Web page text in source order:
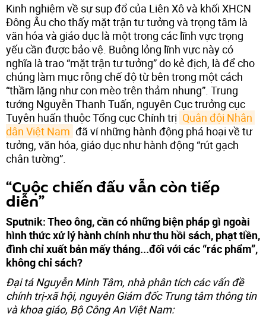
Kinh nghiệm về sự sụp đổ của Liên Xô và khối XHCN
Đông Âu cho thấy mặt trận tư tưởng và trọng tâm là
văn hóa và giáo dục là một trong các lĩnh vực trọng
yếu cần được bảo vệ. Buông lỏng lĩnh vực này có
nghĩa là trao “mặt trận tư tưởng” do kẻ địch, là để cho
chúng làm mục rỗng chế độ từ bên trong một cách
“thầm lặng như con mèo trên thảm nhung”. Trung
tướng Nguyễn Thanh Tuấn, nguyên Cục trưởng cục
Tuyên huấn thuộc Tổng cục Chính trị Quân đội Nhân
dân Việt Nam đã ví những hành động phá hoại về tư
tưởng, văn hóa, giáo dục như hành động “rút gạch
chân tường”.
“Cuộc chiến đấu vẫn còn tiếp
diễn”
Sputnik: Theo ông, cần có những biện pháp gì ngoài
hình thức xử lý hành chính như thu hồi sách, phạt tiền,
đình chỉ xuất bản mấy tháng...đối với các “rác phẩm”,
không chỉ sách?
Đại tá Nguyễn Minh Tâm, nhà phân tích các vấn đề
chính trị-xã hội, nguyên Giám đốc Trung tâm thông tin
và khoa giáo, Bộ Công An Việt Nam: